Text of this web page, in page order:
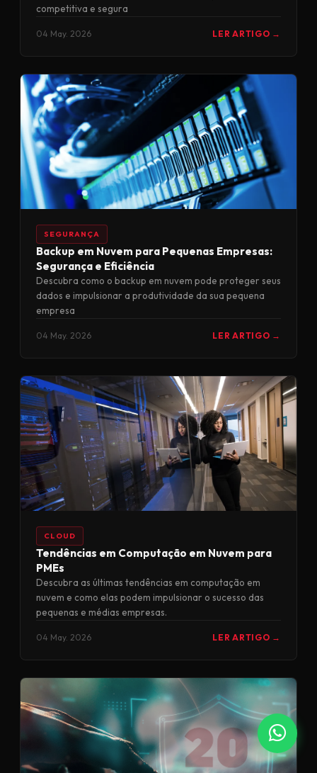
competitiva e segura
04 May. 2026 LER ARTIGO →
SEGURANÇA
Backup em Nuvem para Pequenas Empresas:
Segurança e Eficiência
Descubra como o backup em nuvem pode proteger seus
dados e impulsionar a produtividade da sua pequena
empresa
04 May. 2026 LER ARTIGO →
CLOUD
Tendências em Computação em Nuvem para
PMEs
Descubra as últimas tendências em computação em
nuvem e como elas podem impulsionar o sucesso das
pequenas e médias empresas.
04 May. 2026 LER ARTIGO →